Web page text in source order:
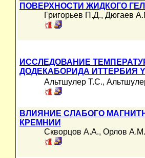
ПОВЕРХНОСТИ ЖИДКОГО
Григорьев П.Д., Дюгаев
ИССЛЕДОВАНИЕ
ДОДЕКАБОРИДА ИТТЕРБИЯ
Альтшулер Т.С.,
ВЛИЯНИЕ СЛАБОГО
КРЕМНИИ
Скворцов А.А., Орлов А.М.